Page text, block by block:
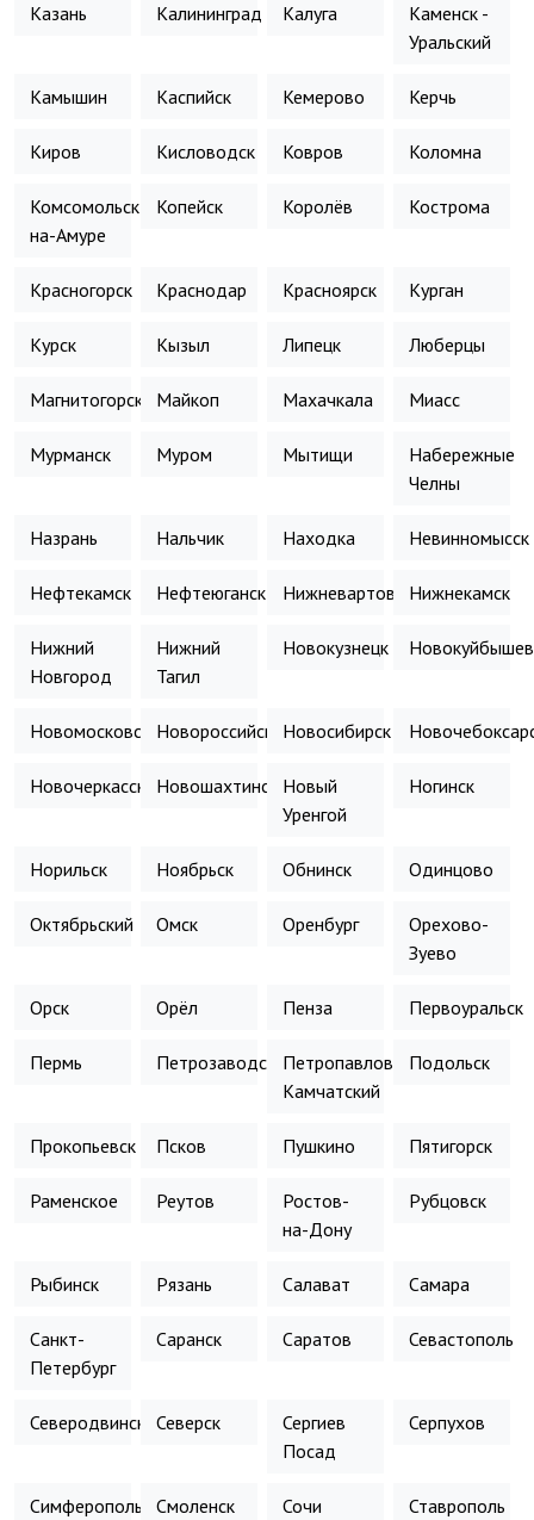
Казань Калининград Калуга
Каменск -
Уральский
Камышин Каспийск Кемерово Керчь
Киров Кисловодск Ковров Коломна
Комсомольск-
на-Амуре
Копейск Королёв Кострома
Красногорск Краснодар Красноярск Курган
Курск Кызыл Липецк Люберцы
Магнитогорск Майкоп Махачкала Миасс
Мурманск Муром Мытищи
Набережные
Челны
Назрань Нальчик Находка Невинномысск
Нефтекамск Нефтеюганск НижневартовскНижнекамск
Нижний
Новгород
Нижний
Тагил
Новокузнецк
Новомосковск Новороссийск Новосибирск
Новочеркасск Новошахтинск
Новый
Уренгой
Ногинск
Норильск Ноябрьск Обнинск Одинцово
Октябрьский Омск Оренбург
Орехово-
Зуево
Орск Орёл Пенза Первоуральск
Пермь Петрозаводск
Петропавловск-
Камчатский
Подольск
Прокопьевск Псков Пушкино Пятигорск
Раменское Реутов
Ростов-
на-Дону
Рубцовск
Рыбинск Рязань Салават Самара
Санкт-
Петербург
Саранск Саратов Севастополь
Северодвинск Северск
Сергиев
Посад
Серпухов
Симферополь Смоленск Сочи Ставрополь